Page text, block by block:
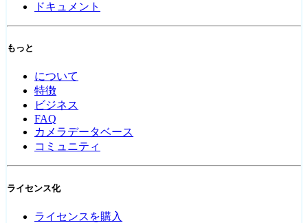
ドキュメント
もっと
について
特徴
ビジネス
FAQ
カメラデータベース
コミュニティ
ライセンス化
ライセンスを購入